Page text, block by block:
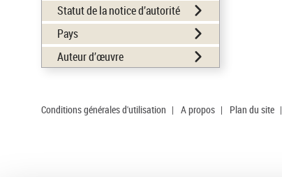
Statut de la notice d’autorité
Pays
Auteur d’œuvre
Conditions générales d'utilisation | A propos | Plan du site |